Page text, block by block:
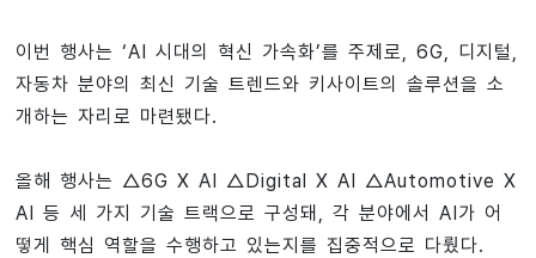
이번 행사는 ‘AI 시대의 혁신 가속화’를 주제로, 6G, 디지털,
자동차 분야의 최신 기술 트렌드와 키사이트의 솔루션을 소
개하는 자리로 마련됐다.
올해 행사는 △6G X AI △Digital X AI △Automotive X
AI 등 세 가지 기술 트랙으로 구성돼, 각 분야에서 AI가 어
떻게 핵심 역할을 수행하고 있는지를 집중적으로 다뤘다.